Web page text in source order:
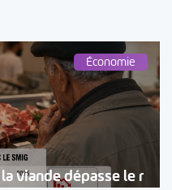
Économie
viande dépasse le r